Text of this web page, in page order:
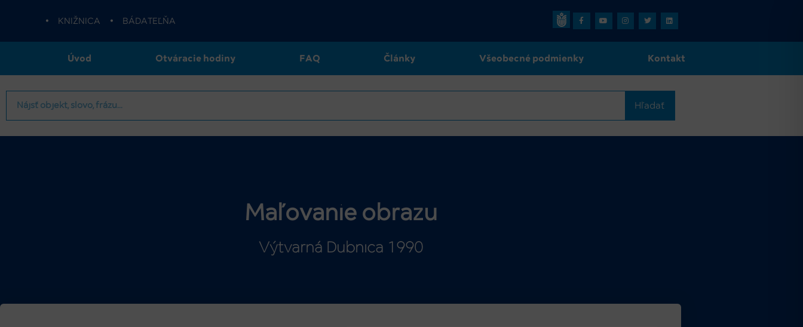
• KNIŽNICA • BÁDATEĽŇA
Úvod Otváracie hodiny FAQ Články Všeobecné podmienky Kontakt
Hľadať
Maľovanie obrazu
Výtvarná Dubnica 1990